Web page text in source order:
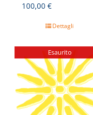
100,00 €
Dettagli
Esaurito